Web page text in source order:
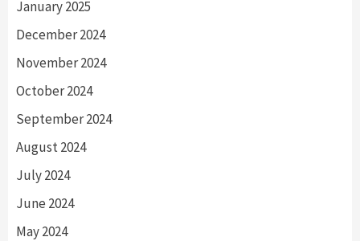
January 2025
December 2024
November 2024
October 2024
September 2024
August 2024
July 2024
June 2024
May 2024